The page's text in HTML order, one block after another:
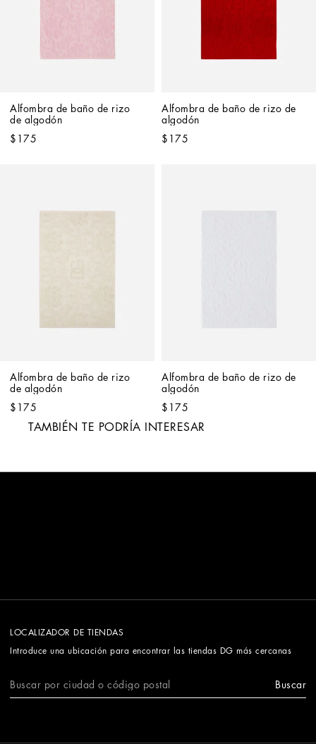
Alfombra de baño de rizo
de algodón
$175
Alfombra de baño de rizo de
algodón
$175
Alfombra de baño de rizo
de algodón
$175
Alfombra de baño de rizo de
algodón
$175
TAMBIÉN TE PODRÍA INTERESAR
LOCALIZADOR DE TIENDAS
Introduce una ubicación para encontrar las tiendas DG más cercanas
Buscar